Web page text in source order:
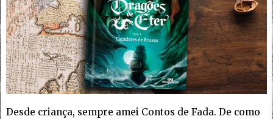
Desde criança, sempre amei Contos de Fada. De como